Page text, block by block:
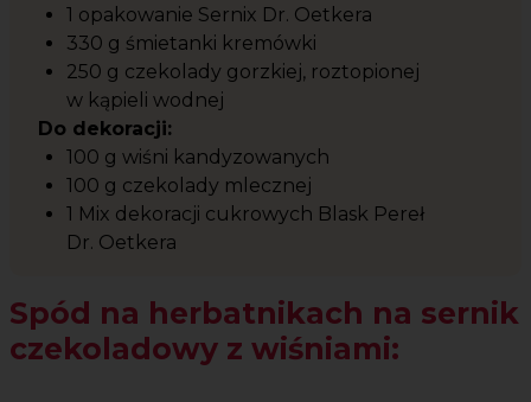
1 opakowanie Sernix Dr. Oetkera
330 g śmietanki kremówki
250 g czekolady gorzkiej, roztopionej
w kąpieli wodnej
Do dekoracji:
100 g wiśni kandyzowanych
100 g czekolady mlecznej
1 Mix dekoracji cukrowych Blask Pereł
Dr. Oetkera
Spód na herbatnikach na sernik
czekoladowy z wiśniami: